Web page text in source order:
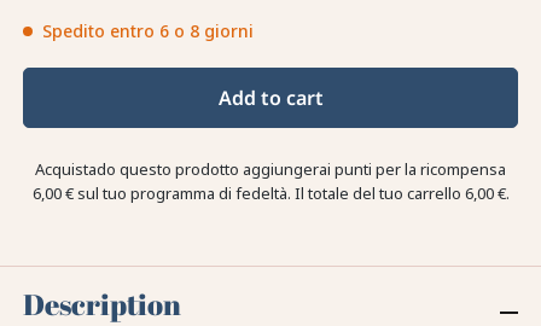
Spedito entro 6 o 8 giorni
Add to cart
Acquistado questo prodotto aggiungerai punti per la ricompensa
6,00 €sul tuo programma di fedeltà. Il totale del tuo carrello 6,00 €.
Description